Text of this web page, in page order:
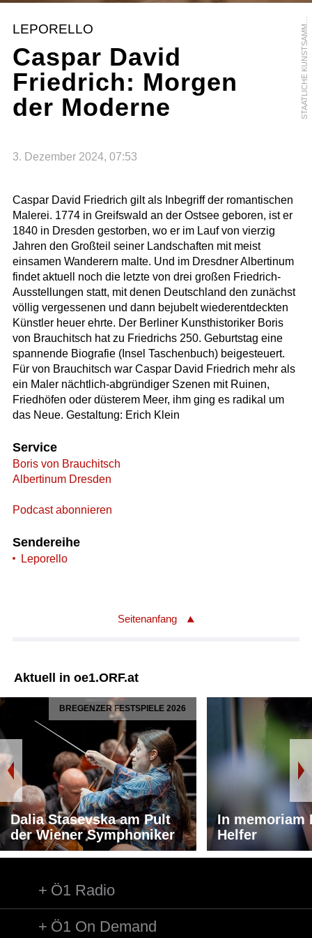
S
M
R
LEPORELLO
Caspar David
Friedrich: Morgen
der Moderne
3. Dezember 2024, 07:53
Caspar David Friedrich gilt als Inbegriff der romantischen
Malerei. 1774 in Greifswald an der Ostsee geboren, ist er
1840 in Dresden gestorben, wo er im Lauf von vierzig
Jahren den Großteil seiner Landschaften mit meist
einsamen Wanderern malte. Und im Dresdner Albertinum
findet aktuell noch die letzte von drei großen Friedrich-
Ausstellungen statt, mit denen Deutschland den zunächst
völlig vergessenen und dann bejubelt wiederentdeckten
Künstler heuer ehrte. Der Berliner Kunsthistoriker Boris
von Brauchitsch hat zu Friedrichs 250. Geburtstag eine
spannende Biografie (Insel Taschenbuch) beigesteuert.
Für von Brauchitsch war Caspar David Friedrich mehr als
ein Maler nächtlich-abgründiger Szenen mit Ruinen,
Friedhöfen oder düsterem Meer, ihm ging es radikal um
das Neue. Gestaltung: Erich Klein
Service
Boris von Brauchitsch
Albertinum Dresden
Podcast abonnieren
Sendereihe
Leporello
Seitenanfang
Aktuell in oe1.ORF.at
BREGENZER FESTSPIELE 2026
Dalia Stasevska am Pult
der Wiener Symphoniker
In memoriam
Helfer
Ö1 Radio
Ö1 On Demand